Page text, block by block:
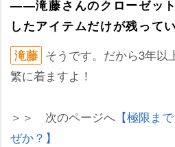
――滝藤さんのクローゼッ
したアイテムだけが残って
滝藤 そうです。だから3年以
繁に着ますよ！
＞＞ 次のページへ 【極限ま
ぜか？】